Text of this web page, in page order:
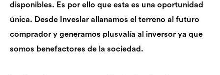
disponibles. Es por ello que esta es una oportunidad
única. Desde Inveslar allanamos el terreno al futuro
comprador y generamos plusvalía al inversor ya que
somos benefactores de la sociedad.